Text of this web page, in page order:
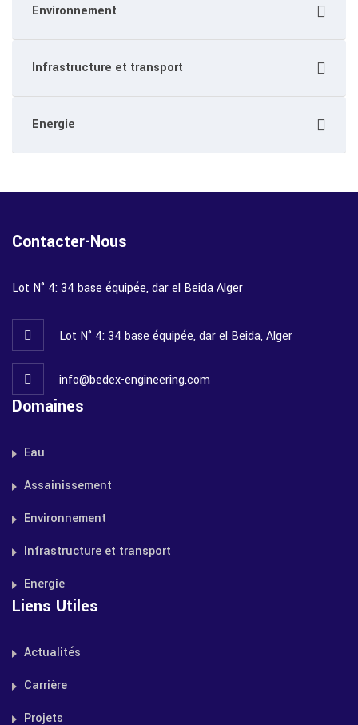
Environnement
Infrastructure et transport
Energie
Contacter-Nous
Lot N° 4: 34 base équipée, dar el Beida Alger
Lot N° 4: 34 base équipée, dar el Beida, Alger
info@bedex-engineering.com
Domaines
Eau
Assainissement
Environnement
Infrastructure et transport
Energie
Liens Utiles
Actualités
Carrière
Projets